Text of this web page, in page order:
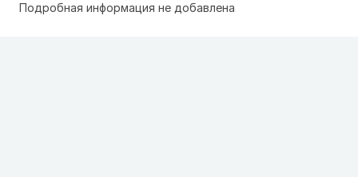
Подробная информация не добавлена